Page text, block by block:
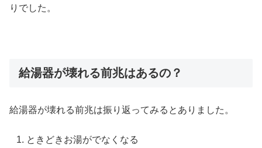
りでした。
給湯器が壊れる前兆はあるの？
給湯器が壊れる前兆は振り返ってみるとありました。
ときどきお湯がでなくなる